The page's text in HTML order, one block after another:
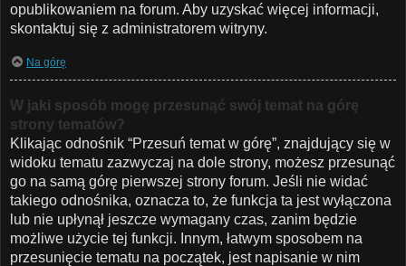
opublikowaniem na forum. Aby uzyskać więcej informacji,
skontaktuj się z administratorem witryny.
Na górę
W jaki sposób mogę przesunąć swój temat na górę
strony tematów?
Klikając odnośnik “Przesuń temat w górę”, znajdujący się w
widoku tematu zazwyczaj na dole strony, możesz przesunąć
go na samą górę pierwszej strony forum. Jeśli nie widać
takiego odnośnika, oznacza to, że funkcja ta jest wyłączona
lub nie upłynął jeszcze wymagany czas, zanim będzie
możliwe użycie tej funkcji. Innym, łatwym sposobem na
przesunięcie tematu na początek, jest napisanie w nim